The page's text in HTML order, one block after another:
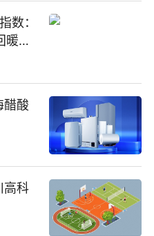
数：
暖，
段
醋酸
高科